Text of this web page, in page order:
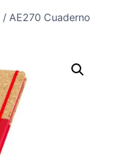
/ AE270 Cuaderno